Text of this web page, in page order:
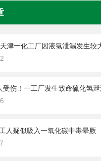
津一化工厂因液氯泄漏发生较
受伤！一工厂发生致命硫化氢
人疑似吸入一氧化碳中毒晕厥